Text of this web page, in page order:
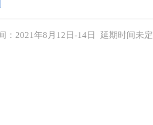
：2021年8月12日-14日 延期时间未定